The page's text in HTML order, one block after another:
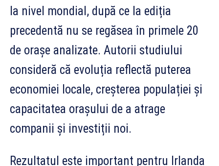
la nivel mondial, după ce la ediția
precedentă nu se regăsea în primele 20
de orașe analizate. Autorii studiului
consideră că evoluția reflectă puterea
economiei locale, creșterea populației și
capacitatea orașului de a atrage
companii și investiții noi.
Rezultatul este important pentru Irlanda